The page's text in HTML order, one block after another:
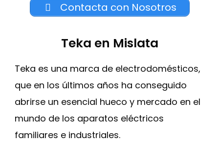
Contacta con Nosotros
Teka en Mislata
Teka es una marca de electrodomésticos,
que en los últimos años ha conseguido
abrirse un esencial hueco y mercado en el
mundo de los aparatos eléctricos
familiares e industriales.